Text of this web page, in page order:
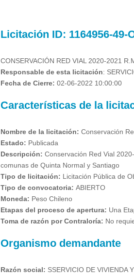
Licitación ID: 1164956-49-
CONSERVACIÓN RED VIAL 2020-2021
Responsable de esta licitación:
Fecha de Cierre: 02-06-2022 10:00:00
Características de la
Nombre de la licitación:Conservación
Estado: Publicada
Descripción:Conservación Red Vial
comunas de Quinta Normal y Santiago
Tipo de licitación: Licitación Pública de
Tipo de convocatoria: ABIERTO
Moneda: Peso Chileno
Etapas del proceso de apertura: Una
Toma de razón por Contraloría: No
Organismo demandante
Razón social: SSERVICIO DE VIVIENDA